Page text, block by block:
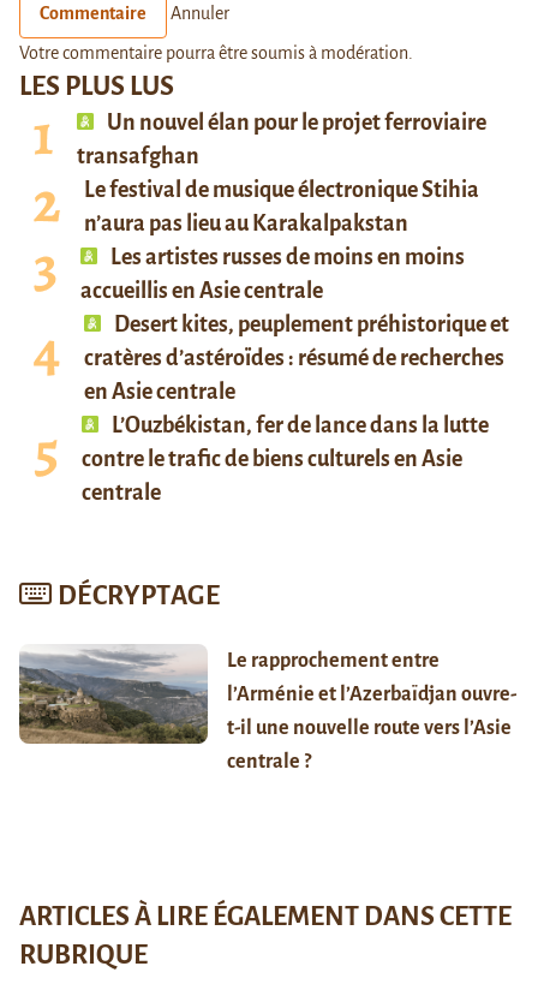
LES PLUS LUS
Un nouvel élan pour le projet ferroviaire
transafghan
Le festival de musique électronique Stihia
n’aura pas lieu au Karakalpakstan
Les artistes russes de moins en moins
accueillis en Asie centrale
Desert kites, peuplement préhistorique et
cratères d’astéroïdes : résumé de recherches
en Asie centrale
L’Ouzbékistan, fer de lance dans la lutte
contre le trafic de biens culturels en Asie
centrale
DÉCRYPTAGE
Le rapprochement entre
l’Arménie et l’Azerbaïdjan ouvre-
t-il une nouvelle route vers l’Asie
centrale ?
Commentaire Annuler
Votre commentaire pourra être soumis à modération.
ARTICLES À LIRE ÉGALEMENT DANS CETTE
RUBRIQUE